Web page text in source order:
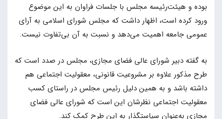
بوده و هیئت‌رئیسه مجلس با جلسات فراوان به این موضوع
ورود کرده است، اظهار داشت که مجلس شورای اسلامی به آرای
عمومی جامعه اهمیت می‌دهد و نسبت به آن بی‌تفاوت نیست.
به گفته دبیر شورای عالی فضای مجازی، مجلس در صدد است که
طرح مذکور علاوه بر مشروعیت قانونی، معقولیت اجتماعی هم
داشته باشد و به همین دلیل رئیس مجلس در راستای کسب
معقولیت اجتماعی نظرشان این است که شورای عالی فضای
مجازی به‌عنوان سیاستگذار به این طرح کمک کند.